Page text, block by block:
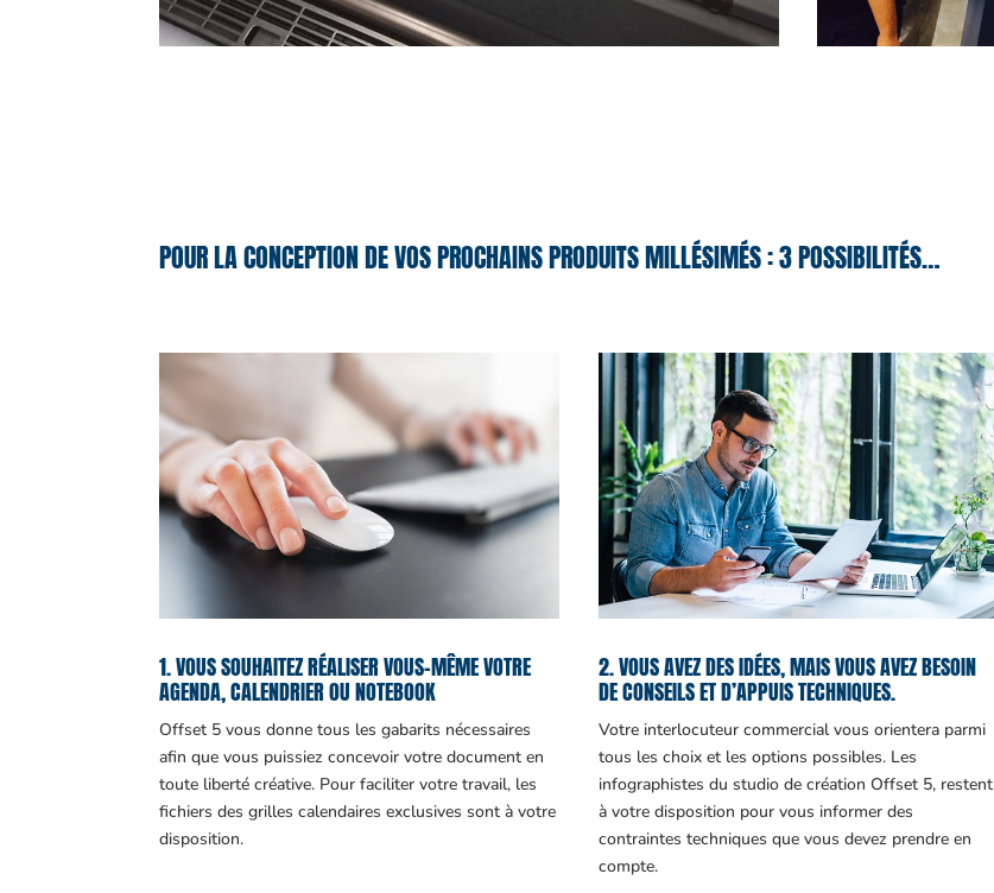
POUR LA CONCEPTION DE VOS PROCHAINS PRODUITS MILLÉSIMÉS : 3 POSSIBILITÉS…
1. VOUS SOUHAITEZ RÉALISER VOUS-MÊME VOTRE
AGENDA, CALENDRIER OU NOTEBOOK
Offset 5 vous donne tous les gabarits nécessaires
afin que vous puissiez concevoir votre document en
toute liberté créative. Pour faciliter votre travail, les
fichiers des grilles calendaires exclusives sont à votre
disposition.
2. VOUS AVEZ DES IDÉES, MAIS VOUS AVEZ BESOIN
DE CONSEILS ET D’APPUIS TECHNIQUES.
Votre interlocuteur commercial vous orientera parmi
tous les choix et les options possibles. Les
infographistes du studio de création Offset 5, restent
à votre disposition pour vous informer des
contraintes techniques que vous devez prendre en
compte.